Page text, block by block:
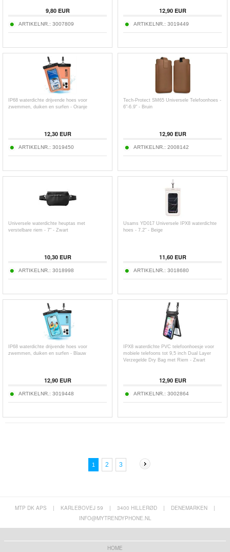
9,80EUR
ARTIKELNR.: 3007809
12,90EUR
ARTIKELNR.: 3019449
IP68 waterdichte drijvende hoes voor
zwemmen, duiken en surfen - Oranje
12,30EUR
ARTIKELNR.: 3019450
Tech-Protect SM65 Universele Telefoonhoes -
6"-6.9" - Bruin
12,90EUR
ARTIKELNR.: 2008142
Universele waterdichte heuptas met
verstelbare riem - 7" - Zwart
10,30EUR
ARTIKELNR.: 3018998
Usams YD017 Universele IPX8 waterdichte
hoes - 7.2" - Beige
11,60EUR
ARTIKELNR.: 3018680
IP68 waterdichte drijvende hoes voor
zwemmen, duiken en surfen - Blauw
12,90EUR
ARTIKELNR.: 3019448
IPX8 waterdichte PVC telefoonhoesje voor
mobiele telefoons tot 9,5 inch Dual Layer
Verzegelde Dry Bag met Riem - Zwart
12,90EUR
ARTIKELNR.: 3002864
1 2 3
MTP DK APS | KARLEBOVEJ 59 | 3400 HILLERØD | DENEMARKEN
|
INFO@MYTRENDYPHONE.NL
HOME